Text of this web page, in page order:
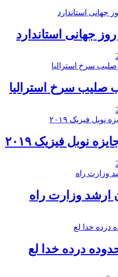
صلیب سرخ استرالیا
نوبل فیزیک ۲۰۱۹
ارشد وزارت راه
درده خدا لع